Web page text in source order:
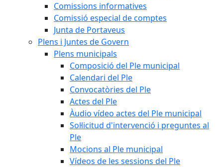
Comissions informatives
Comissió especial de comptes
Junta de Portaveus
Plens i Juntes de Govern
Plens municipals
Composició del Ple municipal
Calendari del Ple
Convocatòries del Ple
Actes del Ple
Àudio vídeo actes del Ple municipal
Sol·licitud d'intervenció i preguntes al
Ple
Mocions al Ple municipal
Vídeos de les sessions del Ple